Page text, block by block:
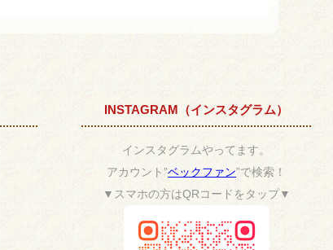
INSTAGRAM（インスタグラム）
インスタグラムやってます。
アカウント”ベックファン”で検索！
▼スマホの方はQRコードをタップ▼